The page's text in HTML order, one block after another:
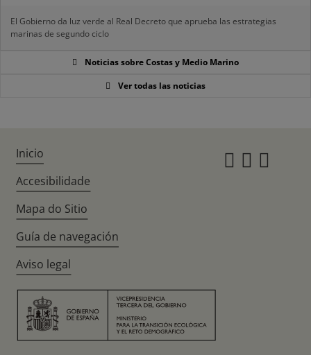
El Gobierno da luz verde al Real Decreto que aprueba las estrategias
marinas de segundo ciclo
Noticias sobre Costas y Medio Marino
Ver todas las noticias
Inicio
Accesibilidade
Mapa do Sitio
Guía de navegación
Aviso legal